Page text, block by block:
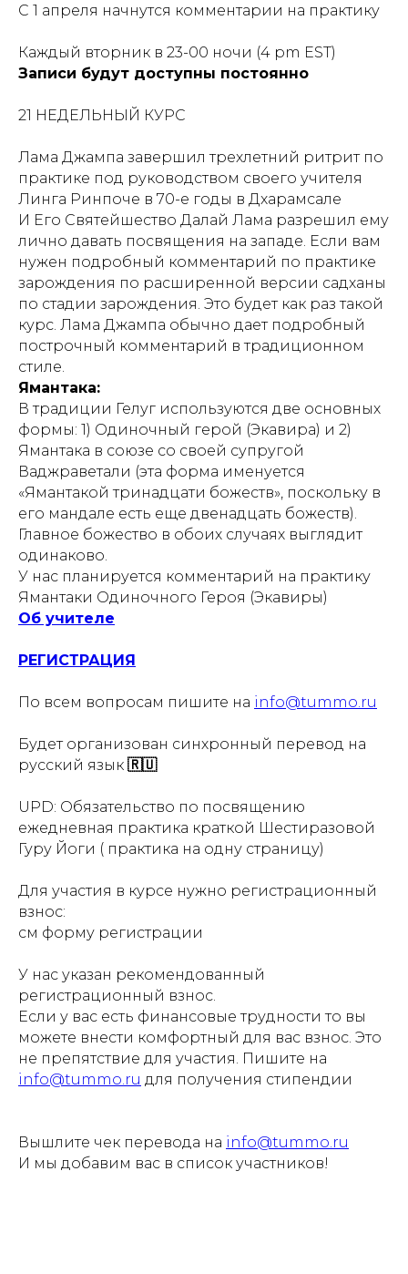
С 1 апреля начнутся комментарии на практику
Каждый вторник в 23-00 ночи (4 pm EST)
Записи будут доступны постоянно
21 НЕДЕЛЬНЫЙ КУРС
Лама Джампа завершил трехлетний ритрит по
практике под руководством своего учителя
Линга Ринпоче в 70-е годы в Дхарамсале
И Его Святейшество Далай Лама разрешил ему
лично давать посвящения на западе. Если вам
нужен подробный комментарий по практике
зарождения по расширенной версии садханы
по стадии зарождения. Это будет как раз такой
курс. Лама Джампа обычно дает подробный
построчный комментарий в традиционном
стиле.
Ямантака:
В традиции Гелуг используются две основных
формы: 1) Одиночный герой (Экавира) и 2)
Ямантака в союзе со своей супругой
Ваджраветали (эта форма именуется
«Ямантакой тринадцати божеств», поскольку в
его мандале есть еще двенадцать божеств).
Главное божество в обоих случаях выглядит
одинаково.
У нас планируется комментарий на практику
Ямантаки Одиночного Героя (Экавиры)
Об учителе
РЕГИСТРАЦИЯ
По всем вопросам пишите на info@tummo.ru
Будет организован синхронный перевод на
русский язык 🇷🇺
UPD: Обязательство по посвящению
ежедневная практика краткой Шестиразовой
Гуру Йоги ( практика на одну страницу)
Для участия в курсе нужно регистрационный
взнос:
см форму регистрации
У нас указан рекомендованный
регистрационный взнос.
Если у вас есть финансовые трудности то вы
можете внести комфортный для вас взнос. Это
не препятствие для участия. Пишите на
info@tummo.ru для получения стипендии
Вышлите чек перевода на info@tummo.ru
И мы добавим вас в список участников!